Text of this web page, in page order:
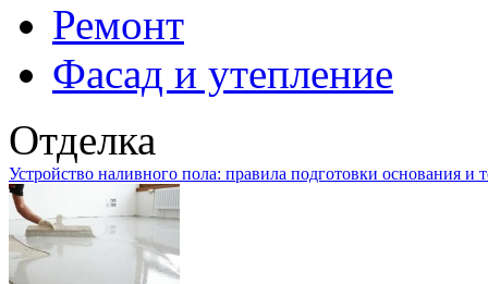
Ремонт
Фасад и утепление
Отделка
Устройство наливного пола: правила подготовки основания и